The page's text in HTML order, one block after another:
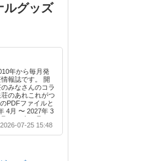
ルグッズ
年から毎月発
報誌です。 開
みなさんのコラ
のあれこれがつ
PDFファイルと
4月 〜 2027年 3
2024年 4月 〜
年 3月 2022
4月 〜 2022年
4月 〜 2017年
2026-07-25 15:48